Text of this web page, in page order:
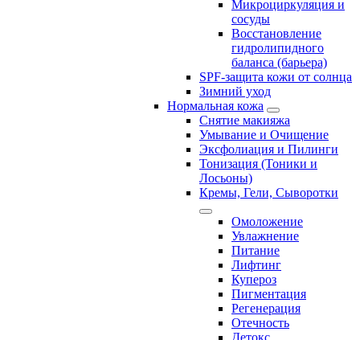
Микроциркуляция и
сосуды
Восстановление
гидролипидного
баланса (барьера)
SPF-защита кожи от солнца
Зимний уход
Нормальная кожа
Снятие макияжа
Умывание и Очищение
Эксфолиация и Пилинги
Тонизация (Тоники и
Лосьоны)
Кремы, Гели, Сыворотки
Омоложение
Увлажнение
Питание
Лифтинг
Купероз
Пигментация
Регенерация
Отечность